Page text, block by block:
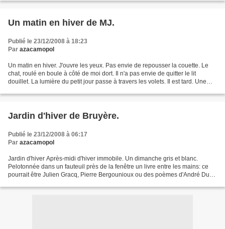
Un matin en hiver de MJ.
Publié le 23/12/2008 à 18:23
Par azacamopol
Un matin en hiver. J'ouvre les yeux. Pas envie de repousser la couette. Le
chat, roulé en boule à côté de moi dort. Il n'a pas envie de quitter le lit
douillet. La lumière du petit jour passe à travers les volets. Il est tard. Une
Jardin d'hiver de Bruyère.
Publié le 23/12/2008 à 06:17
Par azacamopol
Jardin d'hiver Après-midi d'hiver immobile. Un dimanche gris et blanc.
Pelotonnée dans un fauteuil près de la fenêtre un livre entre les mains: ce
pourrait être Julien Gracq, Pierre Bergounioux ou des poèmes d'André Du